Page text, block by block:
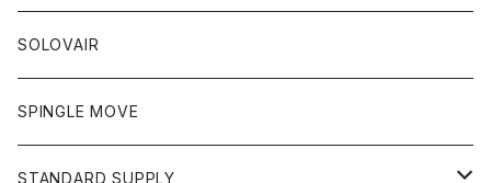
ワンピース
Tシャツ
トレーナー
ボトム
ショートパンツ
スカート
レディース
スカート
アクセサリー
コート
ネクタイ
グローブ
アクセサリー
トップス
カットソー
ボトム
ジーンズ
チノパン
トップス
ポロシャツ
ベスト
靴
靴
ワンピース
トップス
SOLOVAIR
SPINGLE MOVE
STANDARD SUPPLY